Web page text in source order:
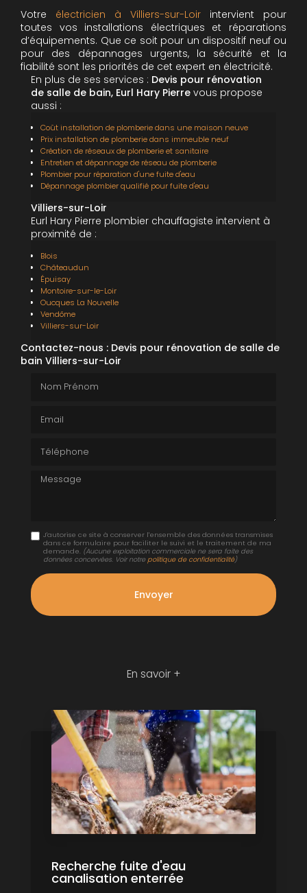
Votre électricien à Villiers-sur-Loir intervient pour
toutes vos installations électriques et réparations
d’équipements. Que ce soit pour un dispositif neuf ou
pour des dépannages urgents, la sécurité et la
fiabilité sont les priorités de cet expert en électricité.
En plus de ses services : Devis pour rénovation
de salle de bain, Eurl Hary Pierre vous propose
aussi :
Coût installation de plomberie dans une maison neuve
Prix installation de plomberie dans immeuble neuf
Création de réseaux de plomberie et sanitaire
Entretien et dépannage de réseau de plomberie
Plombier pour réparation d'une fuite d'eau
Dépannage plombier qualifié pour fuite d'eau
Villiers-sur-Loir
Eurl Hary Pierre plombier chauffagiste intervient à
proximité de :
Blois
Châteaudun
Épuisay
Montoire-sur-le-Loir
Oucques La Nouvelle
Vendôme
Villiers-sur-Loir
Contactez-nous : Devis pour rénovation de salle de
bain Villiers-sur-Loir
Message
J'autorise ce site à conserver l'ensemble des données transmises
dans ce formulaire pour faciliter le suivi et le traitement de ma
demande. (Aucune exploitation commerciale ne sera faite des
données concervées. Voir notre politique de confidentialité)
En savoir +
Recherche fuite d'eau
canalisation enterrée